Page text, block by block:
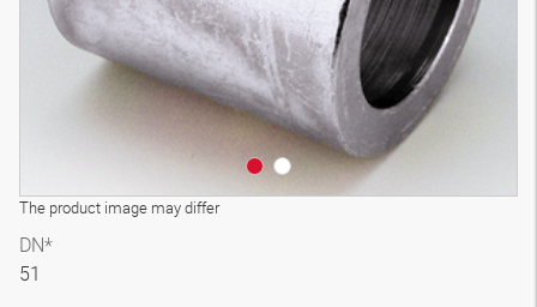
The product image may differ
DN*
51